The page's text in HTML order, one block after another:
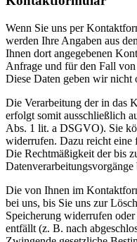
Wenn Sie uns per
werden Ihre Angaben aus
Ihnen dort angegebenen
Anfrage und für den Fall
Diese Daten geben wir
Die Verarbeitung der in das
erfolgt somit ausschließlich
Abs. 1 lit. a DSGVO). Sie
widerrufen. Dazu reicht
Die Rechtmäßigkeit der bis
Die von Ihnen im
bei uns, bis Sie uns zur
Speicherung widerrufen
entfällt (z. B. nach